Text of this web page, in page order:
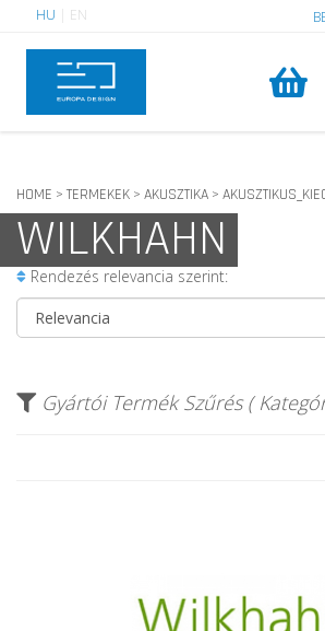
HU EN
HOME > TERMEKEK > AKUSZTIKA >
WILKHAHN
Rendezés relevancia szerint:
Gyártói Termék Szűrés (